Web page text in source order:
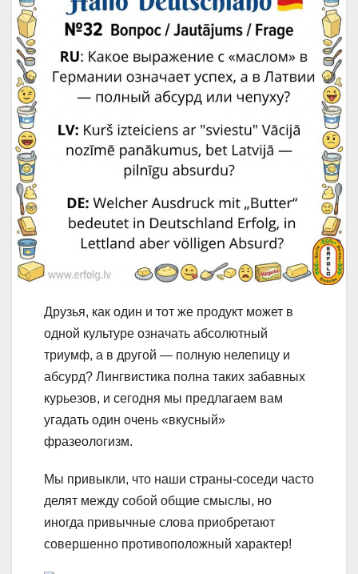
Друзья, как один и тот же продукт может в
одной культуре означать абсолютный
триумф, а в другой — полную нелепицу и
абсурд? Лингвистика полна таких забавных
курьезов, и сегодня мы предлагаем вам
угадать один очень «вкусный»
фразеологизм.
Мы привыкли, что наши страны-соседи часто
делят между собой общие смыслы, но
иногда привычные слова приобретают
совершенно противоположный характер!